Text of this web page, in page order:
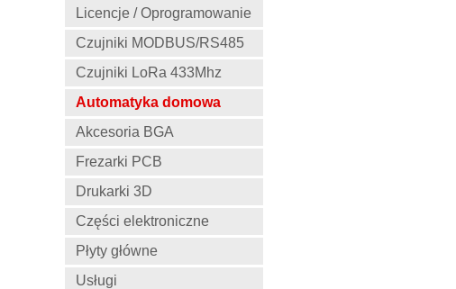
Licencje / Oprogramowanie
Czujniki MODBUS/RS485
Czujniki LoRa 433Mhz
Automatyka domowa
Akcesoria BGA
Frezarki PCB
Drukarki 3D
Części elektroniczne
Płyty główne
Usługi